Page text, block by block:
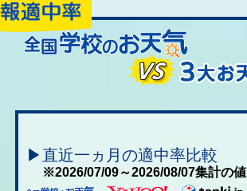
▶直近一ヵ月の適中率比較
※2026/07/09～2026/08/07集計の値